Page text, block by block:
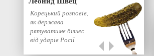
Корецький розповів,
як держава
рятуватиме бізнес
від ударів Росії